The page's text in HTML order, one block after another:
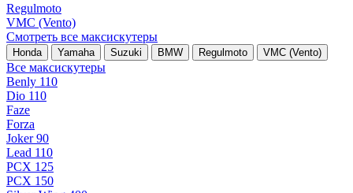
Regulmoto
VMC (Vento)
Смотреть все максискутеры
Honda Yamaha Suzuki BMW Regulmoto VMC (Vento)
Все максискутеры
Benly 110
Dio 110
Faze
Forza
Joker 90
Lead 110
PCX 125
PCX 150